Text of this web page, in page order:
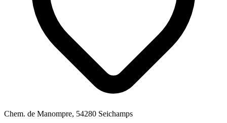
Chem. de Manompre, 54280 Seichamps